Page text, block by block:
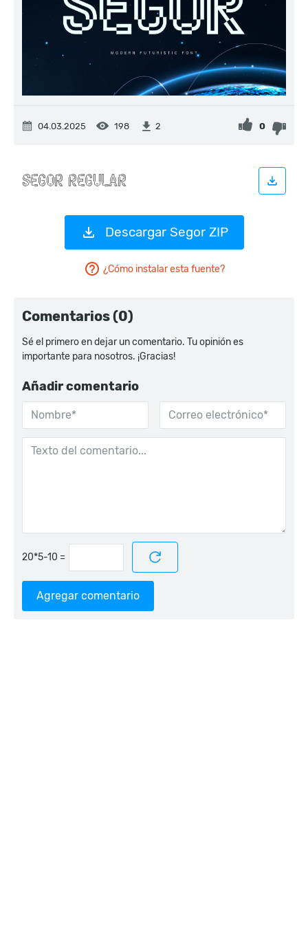
04.03.2025 198 2 0
Descargar Segor ZIP
¿Cómo instalar esta fuente?
Comentarios (0)
Sé el primero en dejar un comentario. Tu opinión es
importante para nosotros. ¡Gracias!
Añadir comentario
=
Agregar comentario